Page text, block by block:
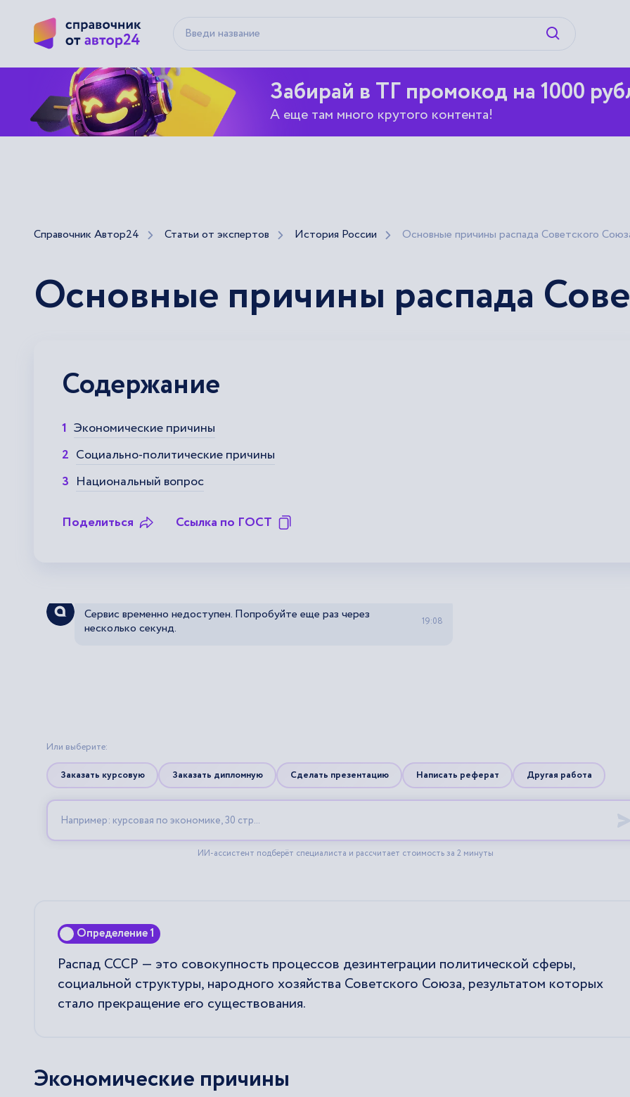
Искать
Забирай в ТГ промокод на 1000
А еще там много крутого контента!
Справочник Автор24 Статьи от экспертов История России Основные причины распада Советского
Основные причины распада
Содержание
Экономические причины
Социально-политические причины
Национальный вопрос
Поделиться Ссылка по ГОСТ
Определение 1
Распад СССР — это совокупность процессов дезинтеграции политической сферы,
социальной структуры, народного хозяйства Советского Союза, результатом которых
стало прекращение его существования.
Экономические причины